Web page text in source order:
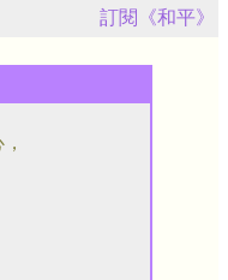
訂閱《和平》